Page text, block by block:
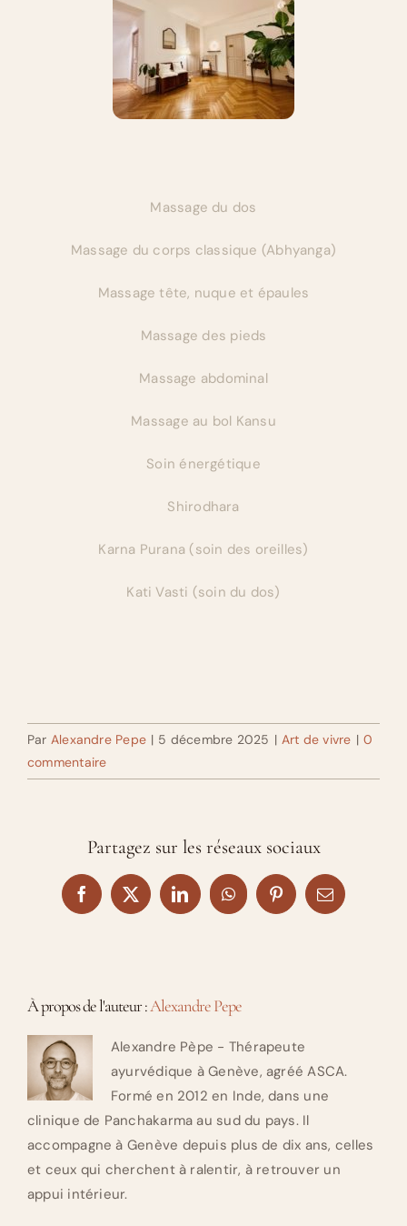
Massage du dos
Massage du corps classique (Abhyanga)
Massage tête, nuque et épaules
Massage des pieds
Massage abdominal
Massage au bol Kansu
Soin énergétique
Shirodhara
Karna Purana (soin des oreilles)
Kati Vasti (soin du dos)
Par Alexandre Pepe | 5 décembre 2025 | Art de vivre | 0
commentaire
Partagez sur les réseaux sociaux
Facebook
X LinkedInWhatsAppPinterestEmail
À propos de l'auteur :Alexandre Pepe
Alexandre Pèpe - Thérapeute
ayurvédique à Genève, agréé ASCA.
Formé en 2012 en Inde, dans une
clinique de Panchakarma au sud du pays. Il
accompagne à Genève depuis plus de dix ans, celles
et ceux qui cherchent à ralentir, à retrouver un
appui intérieur.